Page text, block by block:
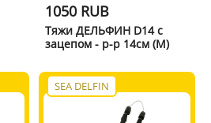
1050 RUB
Тяжи ДЕЛЬФИН D14 с
зацепом - р-р 14см (M)
SEA DELFIN